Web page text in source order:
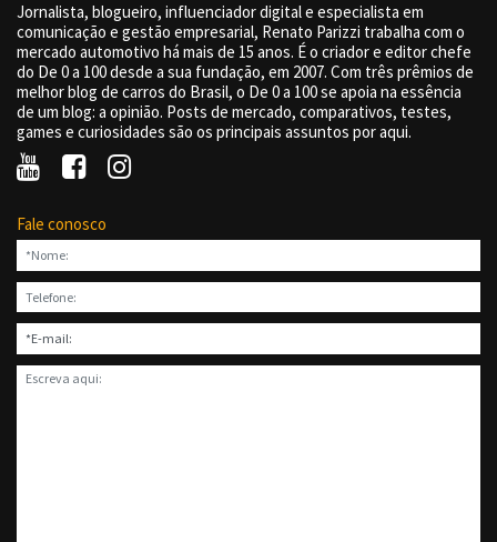
Jornalista, blogueiro, influenciador digital e especialista em
comunicação e gestão empresarial, Renato Parizzi trabalha com o
mercado automotivo há mais de 15 anos. É o criador e editor chefe
do De 0 a 100 desde a sua fundação, em 2007. Com três prêmios de
melhor blog de carros do Brasil, o De 0 a 100 se apoia na essência
de um blog: a opinião. Posts de mercado, comparativos, testes,
games e curiosidades são os principais assuntos por aqui.
Fale conosco